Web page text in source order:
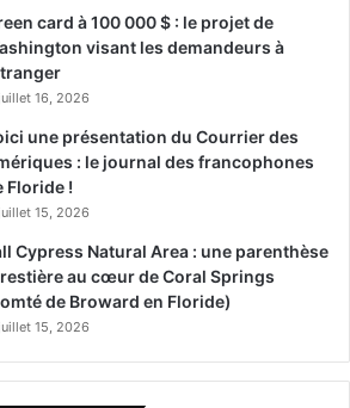
card à 100 000 $ : le projet de
visant les demandeurs à
16, 2026
une présentation du Courrier des
: le journal des francophones
Floride !
15, 2026
Cypress Natural Area : une parenthèse
au cœur de Coral Springs
de Broward en Floride)
15, 2026